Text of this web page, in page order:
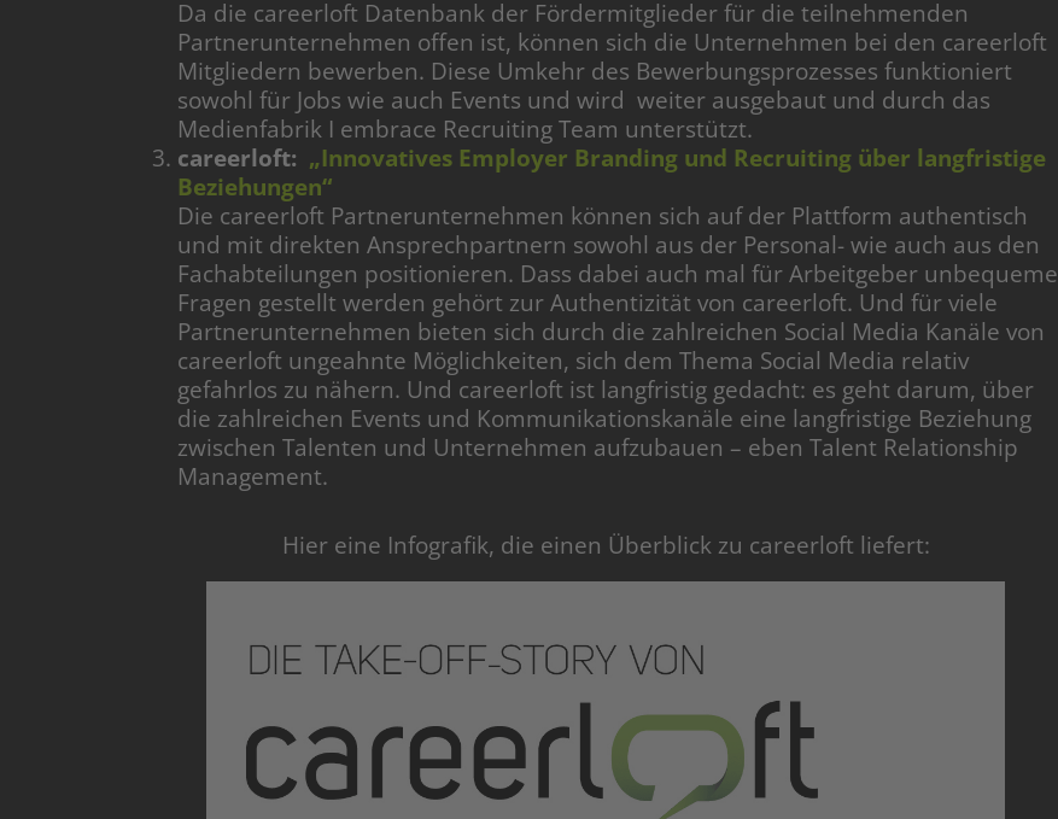
Da die careerloft Datenbank der Fördermitglieder für die teilnehmenden
Partnerunternehmen offen ist, können sich die Unternehmen bei den careerloft
Mitgliedern bewerben. Diese Umkehr des Bewerbungsprozesses funktioniert
sowohl für Jobs wie auch Events und wird weiter ausgebaut und durch das
Medienfabrik I embrace Recruiting Team unterstützt.
careerloft: „Innovatives Employer Branding und Recruiting über langfristige
Beziehungen“
Die careerloft Partnerunternehmen können sich auf der Plattform authentisch
und mit direkten Ansprechpartnern sowohl aus der Personal- wie auch aus den
Fachabteilungen positionieren. Dass dabei auch mal für Arbeitgeber unbequeme
Fragen gestellt werden gehört zur Authentizität von careerloft. Und für viele
Partnerunternehmen bieten sich durch die zahlreichen Social Media Kanäle von
careerloft ungeahnte Möglichkeiten, sich dem Thema Social Media relativ
gefahrlos zu nähern. Und careerloft ist langfristig gedacht: es geht darum, über
die zahlreichen Events und Kommunikationskanäle eine langfristige Beziehung
zwischen Talenten und Unternehmen aufzubauen – eben Talent Relationship
Management.
Hier eine Infografik, die einen Überblick zu careerloft liefert: